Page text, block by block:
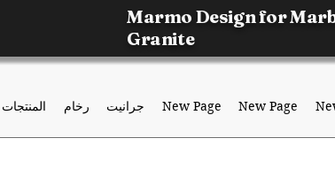
Marmo Design for
Granite
المنتجات رخام جرانيت New Page New Page